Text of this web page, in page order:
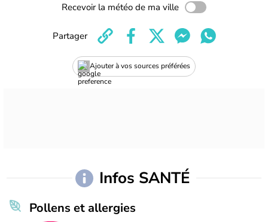
Recevoir la météo de ma ville
Ajouter à vos sources préférées
Partager
Infos SANTÉ
Pollens et allergies